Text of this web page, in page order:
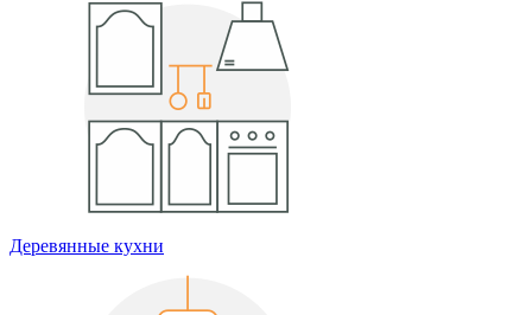
Деревянные кухни